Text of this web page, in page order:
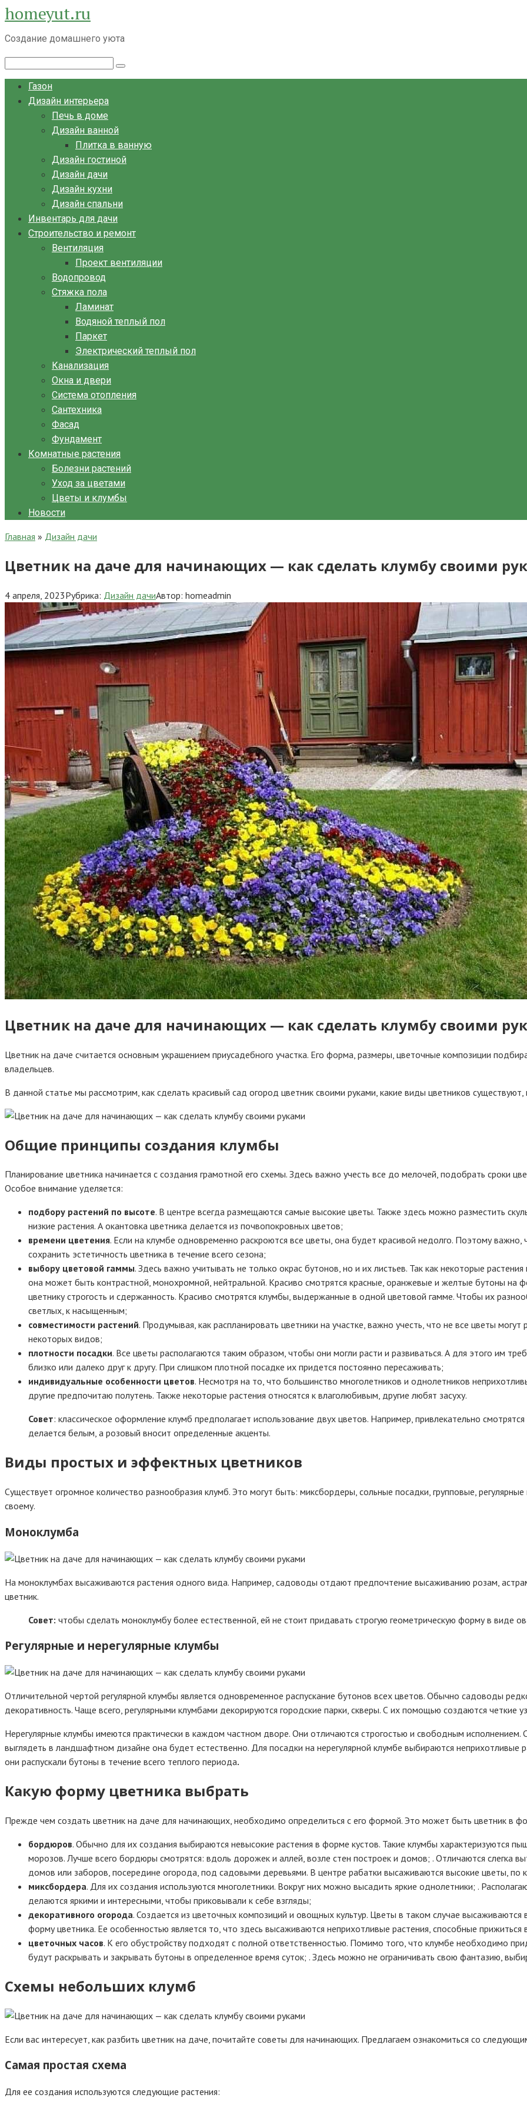
Перейти
к
контенту
homeyut.ru
Создание домашнего уюта
Газон
Дизайн интерьера
Печь в доме
Дизайн ванной
Плитка в ванную
Дизайн гостиной
Дизайн дачи
Дизайн кухни
Дизайн спальни
Инвентарь для дачи
Строительство и ремонт
Вентиляция
Проект вентиляции
Водопровод
Стяжка пола
Ламинат
Водяной теплый пол
Паркет
Электрический теплый пол
Канализация
Окна и двери
Система отопления
Сантехника
Фасад
Фундамент
Комнатные растения
Болезни растений
Уход за цветами
Цветы и клумбы
Новости
Главная » Дизайн дачи
Цветник на даче для начинающих — как сделать клумбу своими
4 апреля, 2023Рубрика: Дизайн дачиАвтор: homeadmin
Цветник на даче для начинающих — как сделать клумбу своими
Цветник на даче считается основным украшением приусадебного участка. Его форма, размеры, цветочные композиции
владельцев.
В данной статье мы рассмотрим, как сделать красивый сад огород цветник своими руками, какие виды цветников
Общие принципы создания клумбы
Планирование цветника начинается с создания грамотной его схемы. Здесь важно учесть все до мелочей, подобрать сроки
Особое внимание уделяется:
подбору растений по высоте. В центре всегда размещаются самые высокие цветы. Также здесь можно разместить
низкие растения. А окантовка цветника делается из почвопокровных цветов;
времени цветения. Если на клумбе одновременно раскроются все цветы, она будет красивой недолго. Поэтому
сохранить эстетичность цветника в течение всего сезона;
выбору цветовой гаммы. Здесь важно учитывать не только окрас бутонов, но и их листьев. Так как некоторые
она может быть контрастной, монохромной, нейтральной. Красиво смотрятся красные, оранжевые и желтые бутоны на
цветнику строгость и сдержанность. Красиво смотрятся клумбы, выдержанные в одной цветовой гамме. Чтобы их
светлых, к насыщенным;
совместимости растений. Продумывая, как распланировать цветники на участке, важно учесть, что не все цветы
некоторых видов;
плотности посадки. Все цветы располагаются таким образом, чтобы они могли расти и развиваться. А для этого им
близко или далеко друг к другу. При слишком плотной посадке их придется постоянно пересаживать;
индивидуальные особенности цветов. Несмотря на то, что большинство многолетников и однолетников
другие предпочитаю полутень. Также некоторые растения относятся к влаголюбивым, другие любят засуху.
Совет: классическое оформление клумб предполагает использование двух цветов. Например, привлекательно
делается белым, а розовый вносит определенные акценты.
Виды простых и эффектных цветников
Существует огромное количество разнообразия клумб. Это могут быть: миксбордеры, сольные посадки, групповые,
своему.
Моноклумба
На моноклумбах высаживаются растения одного вида. Например, садоводы отдают предпочтение высаживанию розам,
цветник.
Совет: чтобы сделать моноклумбу более естественной, ей не стоит придавать строгую геометрическую форму в виде
Регулярные и нерегулярные клумбы
Отличительной чертой регулярной клумбы является одновременное распускание бутонов всех цветов. Обычно садоводы
декоративность. Чаще всего, регулярными клумбами декорируются городские парки, скверы. С их помощью создаются четкие
Нерегулярные клумбы имеются практически в каждом частном дворе. Они отличаются строгостью и свободным исполнением.
выглядеть в ландшафтном дизайне она будет естественно. Для посадки на нерегулярной клумбе выбираются неприхотливые
они распускали бутоны в течение всего теплого периода.
Какую форму цветника выбрать
Прежде чем создать цветник на даче для начинающих, необходимо определиться с его формой. Это может быть цветник в
бордюров. Обычно для их создания выбираются невысокие растения в форме кустов. Такие клумбы характеризуются
морозов. Лучше всего бордюры смотрятся: вдоль дорожек и аллей, возле стен построек и домов; . Отличаются слегка
домов или заборов, посередине огорода, под садовыми деревьями. В центре рабатки высаживаются высокие цветы, по
миксбордера. Для их создания используются многолетники. Вокруг них можно высадить яркие однолетники; .
делаются яркими и интересными, чтобы приковывали к себе взгляды;
декоративного огорода. Создается из цветочных композиций и овощных культур. Цветы в таком случае
форму цветника. Ее особенностью является то, что здесь высаживаются неприхотливые растения, способные прижиться
цветочных часов. К его обустройству подходят с полной ответственностью. Помимо того, что клумбе необходимо
будут раскрывать и закрывать бутоны в определенное время суток; . Здесь можно не ограничивать свою фантазию,
Схемы небольших клумб
Если вас интересует, как разбить цветник на даче, почитайте советы для начинающих. Предлагаем ознакомиться со
Самая простая схема
Для ее создания используются следующие растения: